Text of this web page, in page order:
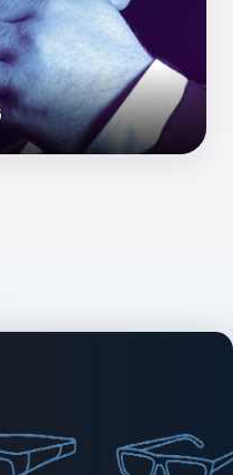
finden wir
lange zu suchen.